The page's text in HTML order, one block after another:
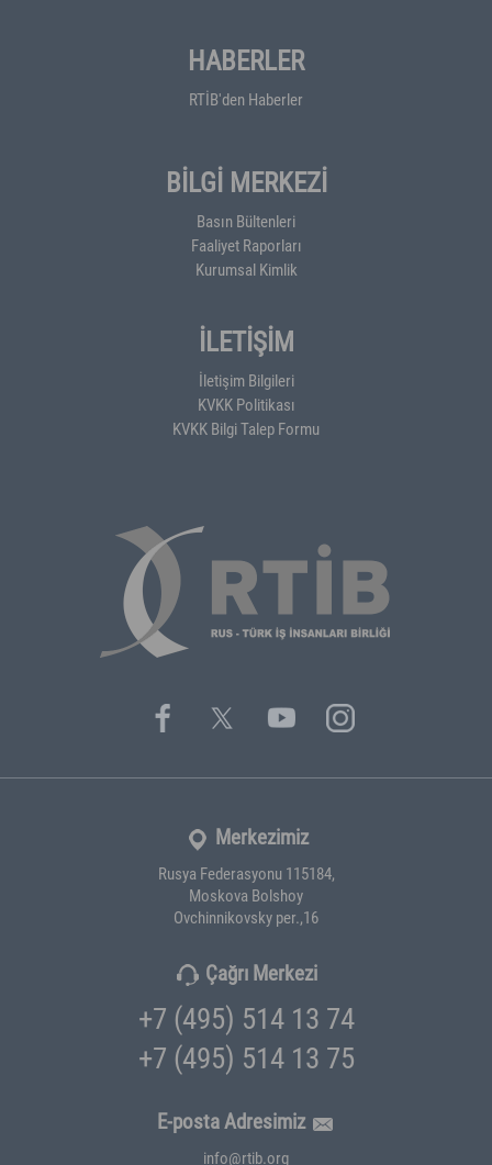
HABERLER
RTİB'den Haberler
BİLGİ MERKEZİ
Basın Bültenleri
Faaliyet Raporları
Kurumsal Kimlik
İLETİŞİM
İletişim Bilgileri
KVKK Politikası
KVKK Bilgi Talep Formu
Merkezimiz
Rusya Federasyonu 115184,
Moskova Bolshoy
Ovchinnikovsky per.,16
Çağrı Merkezi
+7 (495) 514 13 74
+7 (495) 514 13 75
E-posta Adresimiz
info@rtib.org